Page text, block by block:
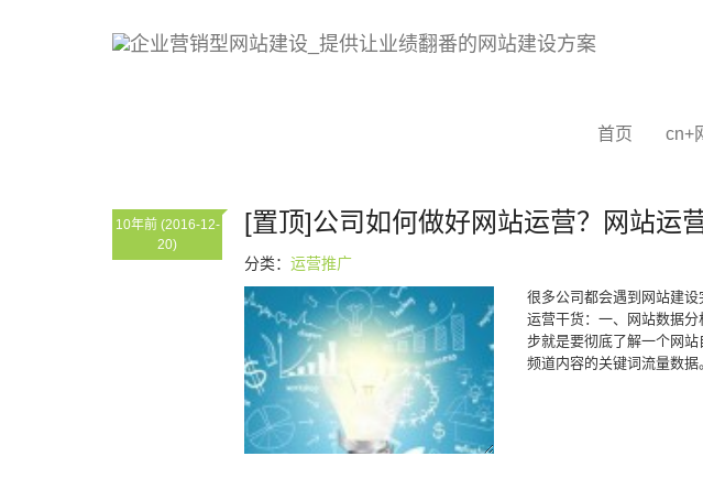
首页 cn+
10年前(2016-12-
20)
[置顶]公司如何做好网站运营？网站运
分类： 运营推广
很多公司都会遇到网站建
运营干货：一、网站数据
步就是要彻底了解一个网
频道内容的关键词流量数据